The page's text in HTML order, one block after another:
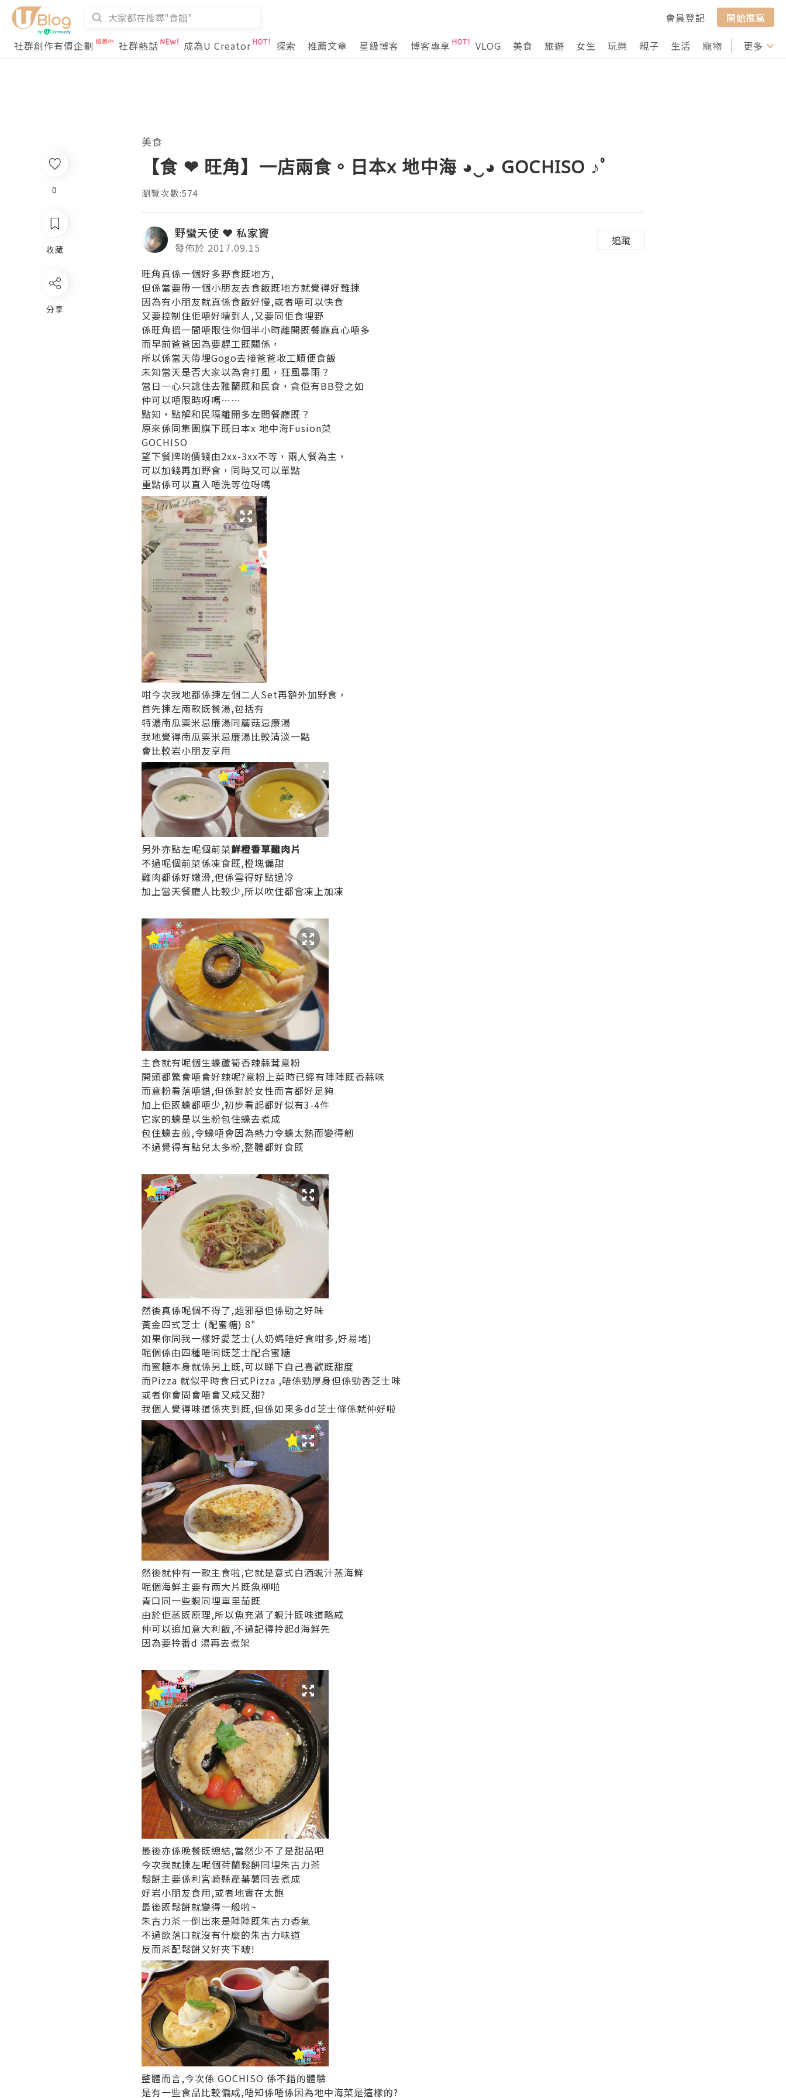
會員登記
開始撰寫
社群創作有價企劃
社群熱話 成為U Creator 探索 推薦文章 星級博客 博客專享 VLOG 美食 旅遊 女生 玩樂 親子 生活 寵物 行山 打卡
更多
0
收藏
分享
美食
【食 ❤ 旺角】一店兩食。日本x 地中海 ◕‿◕ GOCHISO ♪ﾟ
瀏覽次數:574
野蠻天使 ❤ 私家竇
發佈於 2017.09.15
追蹤
旺角真係一個好多野食既地方,
但係當要帶一個小朋友去食飯既地方就覺得好難揀
因為有小朋友就真係食飯好慢,或者唔可以快食
又要控制住佢唔好嘈到人,又要同佢食埋野
係旺角搵一間唔限住你個半小時離開既餐廳真心唔多
而早前爸爸因為要趕工既關係，
所以係當天帶埋Gogo去接爸爸收工順便食飯
未知當天是否大家以為會打風，狂風暴雨？
當日一心只諗住去雅蘭既和民食，貪佢有BB登之如
仲可以唔限時呀嗎⋯⋯
點知，點解和民隔離開多左間餐廳既？
原來係同集團旗下既日本x 地中海Fusion菜
GOCHISO
望下餐牌啲價錢由2xx-3xx不等，兩人餐為主，
可以加錢再加野食，同時又可以單點
重點係可以直入唔洗等位呀嗎
咁今次我地都係揀左個二人Set再額外加野食，
首先揀左兩款既餐湯,包括有
特濃南瓜粟米忌廉湯同蘑菇忌廉湯
我地覺得南瓜粟米忌廉湯比較清淡一點
會比較岩小朋友享用
另外亦點左呢個前菜鮮橙香草雞肉片
不過呢個前菜係凍食既,橙塊偏甜
雞肉都係好嫩滑,但係雪得好點過冷
加上當天餐廳人比較少,所以吹住都會凍上加凍
主食就有呢個生蠔蘆筍香辣蒜茸意粉
開頭都驚會唔會好辣呢?意粉上菜時已經有陣陣既香蒜味
而意粉看落唔錯,但係對於女性而言都好足夠
加上佢既蠔都唔少,初步看起都好似有3-4件
它家的蠔是以生粉包住蠔去煮成
包住蠔去煎,令蠔唔會因為熱力令蠔太熟而變得韌
不過覺得有點兒太多粉,整體都好食既
然後真係呢個不得了,超邪惡但係勁之好味
黃金四式芝士 (配蜜糖) 8"
如果你同我一樣好愛芝士(人奶媽唔好食咁多,好易堵)
呢個係由四種唔同既芝士配合蜜糖
而蜜糖本身就係另上既,可以睇下自己喜歡既甜度
而Pizza 就似平時食日式Pizza ,唔係勁厚身但係勁香芝士味
或者你會問會唔會又咸又甜?
我個人覺得味道係夾到既,但係如果多dd芝士條係就仲好啦
然後就仲有一款主食啦,它就是意式白酒蜆汁蒸海鮮
呢個海鮮主要有兩大片既魚柳啦
青口同一些蜆同埋車里茄既
由於佢蒸既原理,所以魚充滿了蜆汁既味道略咸
仲可以追加意大利飯,不過記得拎起d海鮮先
因為要拎番d 湯再去煮架
最後亦係晚餐既總結,當然少不了是甜品吧
今次我就揀左呢個荷蘭鬆餅同埋朱古力茶
鬆餅主要係利宮崎縣產蕃薯同去煮成
好岩小朋友食用,或者地實在太飽
最後既鬆餅就變得一般啦~
朱古力茶一倒出來是陣陣既朱古力香氣
不過飲落口就沒有什麼的朱古力味道
反而茶配鬆餅又好夾下啵!
整體而言,今次係 GOCHISO 係不錯的體驗
是有一些食品比較偏咸,唔知係唔係因為地中海菜是這樣的?